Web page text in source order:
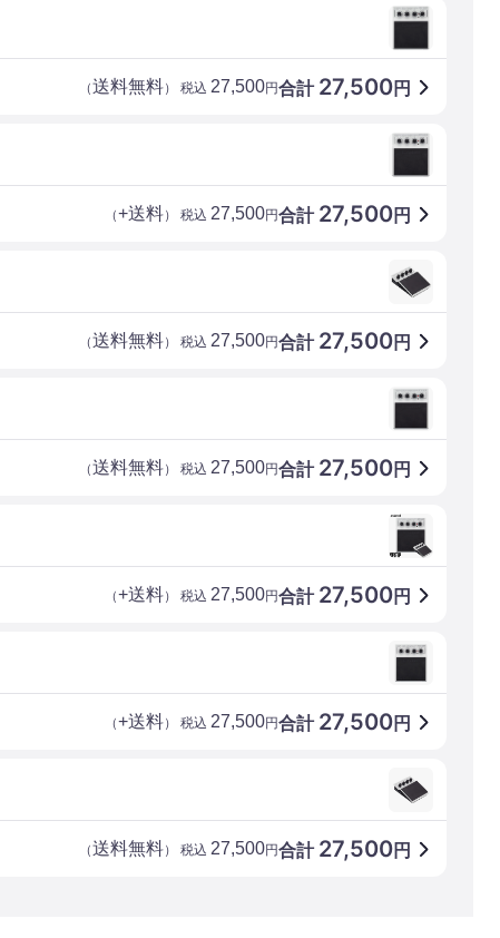
合計 27,500円
（送料無料） 税込 27,500円
合計 27,500円
（+送料） 税込 27,500円
合計 27,500円
（送料無料） 税込 27,500円
合計 27,500円
（送料無料） 税込 27,500円
合計 27,500円
（+送料） 税込 27,500円
合計 27,500円
（+送料） 税込 27,500円
合計 27,500円
（送料無料） 税込 27,500円